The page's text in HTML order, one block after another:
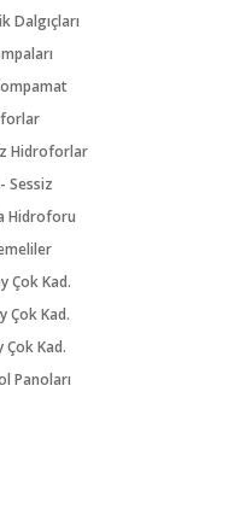
Dalgıçları
Hidroforlar
Sessiz
Hidroforu
Çok Kad.
Çok Kad.
Çok Kad.
Panoları